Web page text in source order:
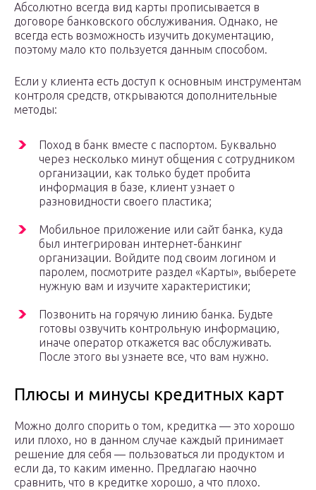
Абсолютно всегда вид карты прописывается в
договоре банковского обслуживания. Однако, не
всегда есть возможность изучить документацию,
поэтому мало кто пользуется данным способом.
Если у клиента есть доступ к основным инструментам
контроля средств, открываются дополнительные
методы:
Поход в банк вместе с паспортом. Буквально
через несколько минут общения с сотрудником
организации, как только будет пробита
информация в базе, клиент узнает о
разновидности своего пластика;
Мобильное приложение или сайт банка, куда
был интегрирован интернет-банкинг
организации. Войдите под своим логином и
паролем, посмотрите раздел «Карты», выберете
нужную вам и изучите характеристики;
Позвонить на горячую линию банка. Будьте
готовы озвучить контрольную информацию,
иначе оператор откажется вас обслуживать.
После этого вы узнаете все, что вам нужно.
Плюсы и минусы кредитных карт
Можно долго спорить о том, кредитка — это хорошо
или плохо, но в данном случае каждый принимает
решение для себя — пользоваться ли продуктом и
если да, то каким именно. Предлагаю наочно
сравнить, что в кредитке хорошо, а что плохо.